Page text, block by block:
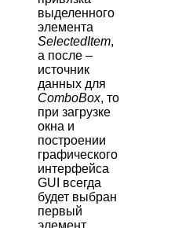
выделенного
элемента
SelectedItem,
а после –
источник
данных для
ComboBox, то
при загрузке
окна и
построении
графического
интерфейса
GUI всегда
будет выбран
первый